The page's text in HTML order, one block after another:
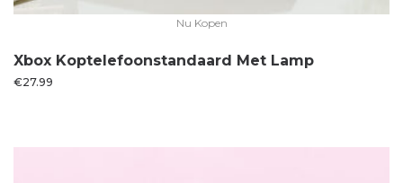
Nu Kopen
Xbox Koptelefoonstandaard Met Lamp
€27.99